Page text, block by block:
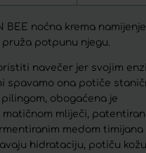
BEE noćna krema
potpunu njegu.
navečer jer svojim
spavamo ona potiče
obogaćena je
matičnom mliječi,
medom timijana
hidrataciju, potiču